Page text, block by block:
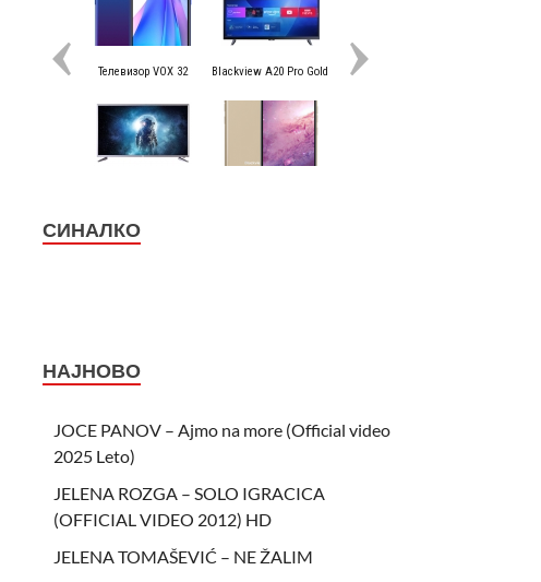
СИНАЛКО
НАЈНОВО
JOCE PANOV – Ajmo na more (Official video
2025 Leto)
JELENA ROZGA – SOLO IGRACICA
(OFFICIAL VIDEO 2012) HD
JELENA TOMAŠEVIĆ – NE ŽALIM